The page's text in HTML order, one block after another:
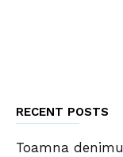
RECENT POSTS
Toamna